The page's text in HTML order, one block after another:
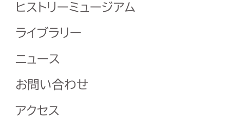
ヒストリーミュージアム
ライブラリー
ニュース
お問い合わせ
アクセス